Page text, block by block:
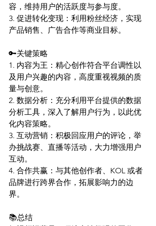
容，维持用户的活跃度与参与度。
3. 促进转化变现：利用粉丝经济，实现
产品销售、广告合作等商业目标。
🔑关键策略
1. 内容为王：精心创作符合平台调性以
及用户兴趣的内容，高度重视视频的质
量与创意。
2. 数据分析：充分利用平台提供的数据
分析工具，深入了解用户行为，以此优
化内容策略。
3. 互动营销：积极回应用户的评论，举
办挑战赛、直播等活动，大力增强用户
互动。
4. 合作共赢：与其他创作者、KOL 或者
品牌进行跨界合作，拓展影响力的边
界。
📚总结